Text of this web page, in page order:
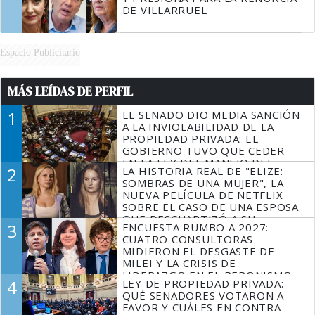
DE VILLARRUEL
Espacio Publicitario
MÁS LEÍDAS DE PERFIL
1
EL SENADO DIO MEDIA SANCIÓN
A LA INVIOLABILIDAD DE LA
PROPIEDAD PRIVADA: EL
GOBIERNO TUVO QUE CEDER
EN LA LEY DEL MANEJO DEL
FUEGO
2
LA HISTORIA REAL DE "ELIZE:
SOMBRAS DE UNA MUJER", LA
NUEVA PELÍCULA DE NETFLIX
SOBRE EL CASO DE UNA ESPOSA
QUE DESCUARTIZÓ A SU
MARIDO
3
ENCUESTA RUMBO A 2027:
CUATRO CONSULTORAS
MIDIERON EL DESGASTE DE
MILEI Y LA CRISIS DE
LIDERAZGO EN EL PERONISMO
4
LEY DE PROPIEDAD PRIVADA:
QUÉ SENADORES VOTARON A
FAVOR Y CUÁLES EN CONTRA